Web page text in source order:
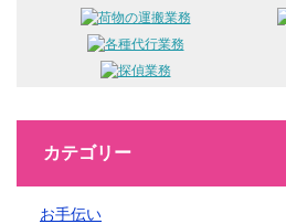
カテゴリー
お手伝い